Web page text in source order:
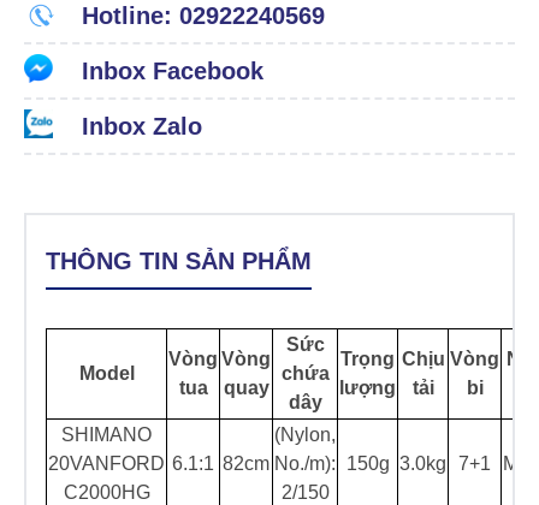
Hotline: 02922240569
Inbox Facebook
Inbox Zalo
THÔNG TIN SẢN PHẨM
Model
Vòng
tua
Vòng
quay
Sức
chứa
dây
Trọng
lượng
Chịu
tải
Vòng
bi
SHIMANO
20VANFORD
C2000HG
6.1:1 82cm
(Nylon,
No./m):
2/150
150g 3.0kg 7+1